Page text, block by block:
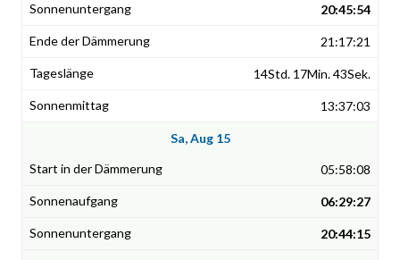
20:45:54
21:17:21
14Std. 17Min. 43Sek.
13:37:03
Sa, Aug 15
05:58:08
06:29:27
20:44:15